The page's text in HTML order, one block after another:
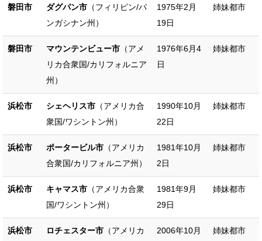
磐田市 ダグパン市 （フィリピン/パ
ンガシナン州）
1975年2月
19日
姉妹都市
磐田市 マウンテンビュー市 （アメ
リカ合衆国/カリフォルニア
州）
1976年6月4
日
姉妹都市
浜松市 シェヘリス市 （アメリカ合
衆国/ワシントン州）
1990年10月
22日
姉妹都市
浜松市 ポータービル市 （アメリカ
合衆国/カリフォルニア州）
1981年10月
2日
姉妹都市
浜松市 キャマス市 （アメリカ合衆
国/ワシントン州）
1981年9月
29日
姉妹都市
浜松市 ロチェスター市 （アメリカ
2006年10月
姉妹都市